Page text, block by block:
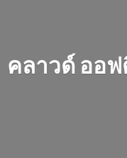
คลาวด์ ออ